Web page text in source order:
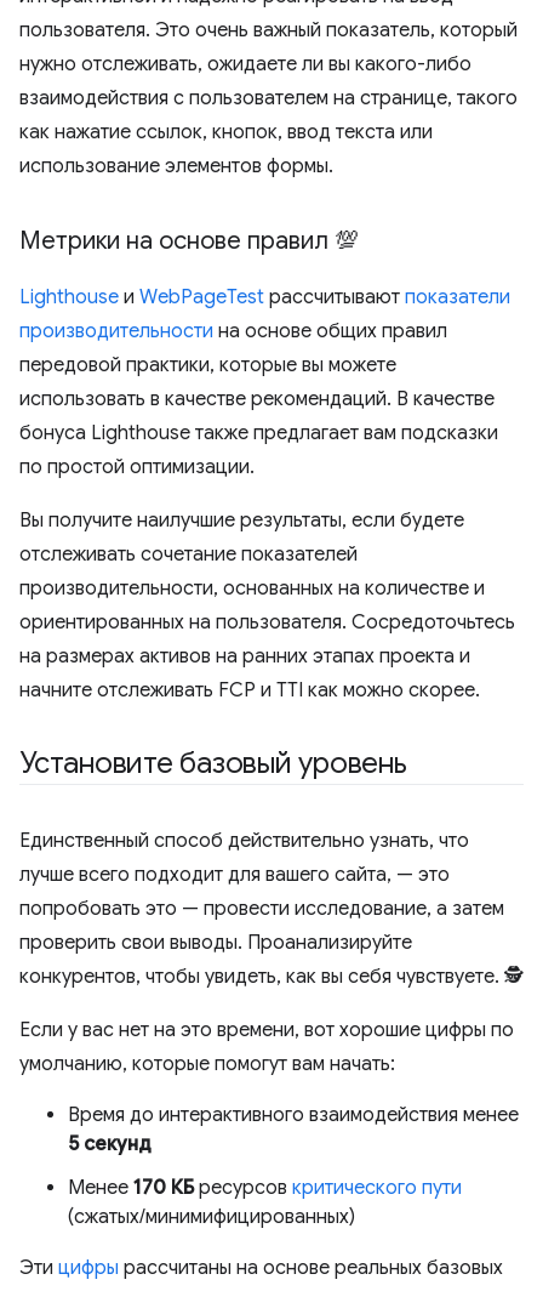
пользователя. Это очень важный показатель, который
нужно отслеживать, ожидаете ли вы какого-либо
взаимодействия с пользователем на странице, такого
как нажатие ссылок, кнопок, ввод текста или
использование элементов формы.
Метрики на основе правил 💯
Lighthouse и WebPageTest рассчитывают показатели
производительности на основе общих правил
передовой практики, которые вы можете
использовать в качестве рекомендаций. В качестве
бонуса Lighthouse также предлагает вам подсказки
по простой оптимизации.
Вы получите наилучшие результаты, если будете
отслеживать сочетание показателей
производительности, основанных на количестве и
ориентированных на пользователя. Сосредоточьтесь
на размерах активов на ранних этапах проекта и
начните отслеживать FCP и TTI как можно скорее.
Установите базовый уровень
Единственный способ действительно узнать, что
лучше всего подходит для вашего сайта, — это
попробовать это — провести исследование, а затем
проверить свои выводы. Проанализируйте
конкурентов, чтобы увидеть, как вы себя чувствуете. 🕵️
Если у вас нет на это времени, вот хорошие цифры по
умолчанию, которые помогут вам начать:
Время до интерактивного взаимодействия менее
5 секунд
Менее 170 КБресурсов критического пути
(сжатых/минимифицированных)
Эти цифры рассчитаны на основе реальных базовых